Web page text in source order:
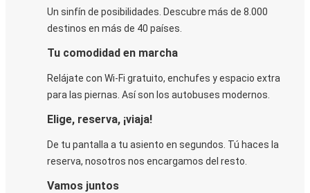
Un sinfín de posibilidades. Descubre más de 8.000
destinos en más de 40 países.
Tu comodidad en marcha
Relájate con Wi-Fi gratuito, enchufes y espacio extra
para las piernas. Así son los autobuses modernos.
Elige, reserva, ¡viaja!
De tu pantalla a tu asiento en segundos. Tú haces la
reserva, nosotros nos encargamos del resto.
Vamos juntos